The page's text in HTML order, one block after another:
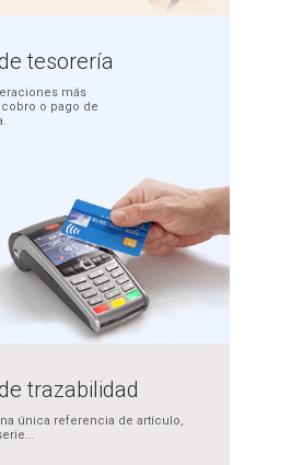
tesorería
más
o pago de
trazabilidad
única referencia de artículo,